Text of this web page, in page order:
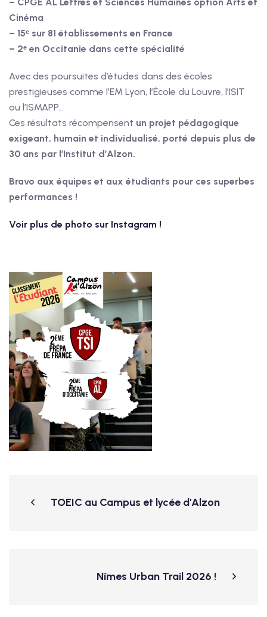
Cinéma
– 15ᵉ sur 81 établissements en France
– 2ᵉ en Occitanie dans cette spécialité
Avec des poursuites d’études dans des écoles
prestigieuses comme l’EM Lyon, l’École du Louvre, l’ISIT
ou l’ISMAPP…
Ces résultats récompensent un projet pédagogique
exigeant, humain et individualisé, porté depuis plus de
30 ans par l’Institut d’Alzon.
Bravo aux équipes et aux étudiants pour ces superbes
performances !
Voir plus de photo sur Instagram !
TOEIC au Campus et lycée d'Alzon
Nîmes Urban Trail 2026 !